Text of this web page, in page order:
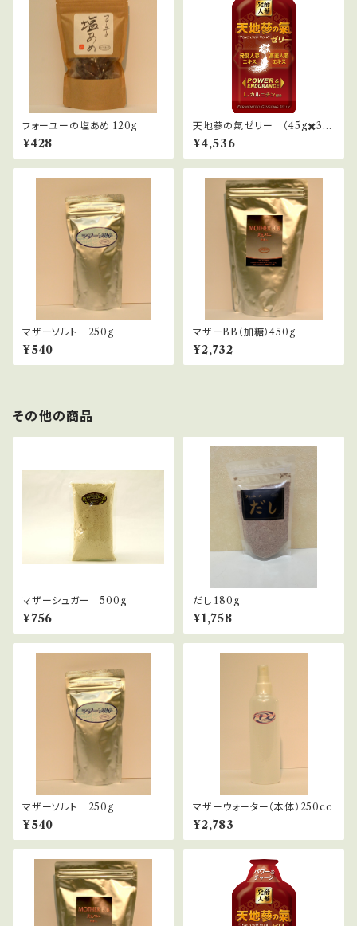
フォーユーの塩あめ 120g
¥428
天地蔘の氣ゼリー （45g✖️30
本）１ケース
¥4,536
マザーソルト 250g
¥540
マザーBB（加糖）450g
¥2,732
その他の商品
マザーシュガー 500g
¥756
だし 180g
¥1,758
マザーソルト 250g
¥540
マザーウォーター（本体）250cc
¥2,783